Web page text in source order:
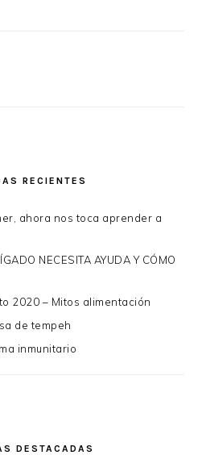
RECIENTES
ahora nos toca aprender a
NECESITA AYUDA Y CÓMO
2020 – Mitos alimentación
de tempeh
inmunitario
DESTACADAS